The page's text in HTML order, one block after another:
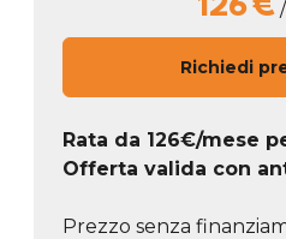
126€/
Richiedi
Rata da 126€/mese
Offerta valida con
Prezzo senza